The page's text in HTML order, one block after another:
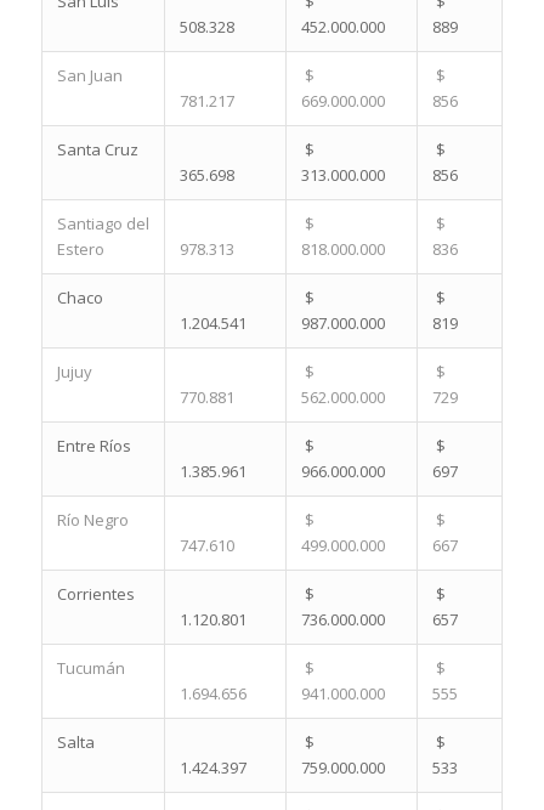
508.328
452.000.000
889
San Juan
781.217
$
669.000.000
$
856
Santa Cruz
365.698
$
313.000.000
$
856
Santiago del
Estero
978.313
$
818.000.000
$
836
Chaco
1.204.541
$
987.000.000
$
819
Jujuy
770.881
$
562.000.000
$
729
Entre Ríos
1.385.961
$
966.000.000
$
697
Río Negro
747.610
$
499.000.000
$
667
Corrientes
1.120.801
$
736.000.000
$
657
Tucumán
1.694.656
$
941.000.000
$
555
Salta
1.424.397
$
759.000.000
$
533